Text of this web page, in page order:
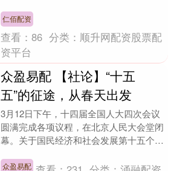
伟蓝图，为....
仁佰配资
查看：86 分类： 顺升网配资股票配
资平台
众盈易配 【社论】“十五
五”的征途，从春天出发
3月12日下午，十四届全国人大四次会议
圆满完成各项议程，在北京人民大会堂闭
幕。关于国民经济和社会发展第十五个五
民共和国生态环....
众盈易配